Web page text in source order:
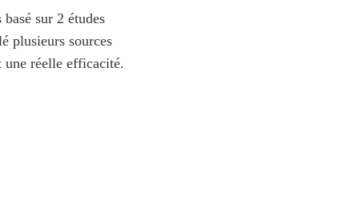
sur 2 études
plusieurs sources
une réelle efficacité.